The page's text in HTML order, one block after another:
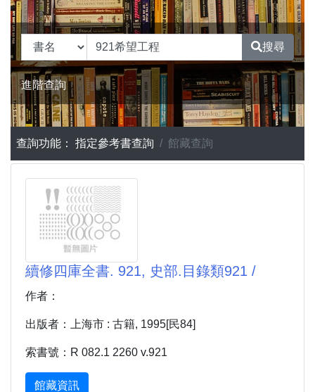
搜尋
進階查詢
查詢功能： 指定參考書查詢 館藏查詢
續修四庫全書. 921, 史部.目錄類921 /
作者：
出版者：上海市 : 古籍, 1995[民84]
索書號：R 082.1 2260 v.921
館藏資訊